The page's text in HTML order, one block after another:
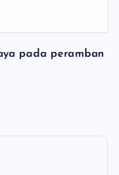
pada peramban